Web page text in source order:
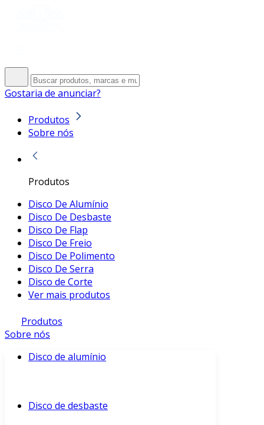
Gostaria de anunciar?
Produtos
Sobre nós
Produtos
Disco De Alumínio
Disco De Desbaste
Disco De Flap
Disco De Freio
Disco De Polimento
Disco De Serra
Disco de Corte
Ver mais produtos
Produtos
Sobre nós
Disco de alumínio
Disco de desbaste